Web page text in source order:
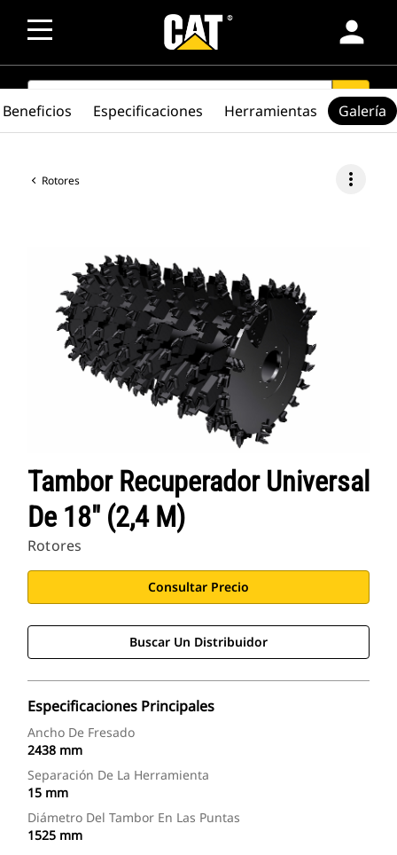
person
SEARCH search
Rotores more_vert
Tambor Recuperador Universal
De 18" (2,4 M)
Rotores
Consultar Precio
Buscar Un Distribuidor
Especificaciones Principales
Ancho De Fresado
2438 mm
Separación De La Herramienta
15 mm
Diámetro Del Tambor En Las Puntas
1525 mm
Beneficios Especificaciones Herramientas Galería